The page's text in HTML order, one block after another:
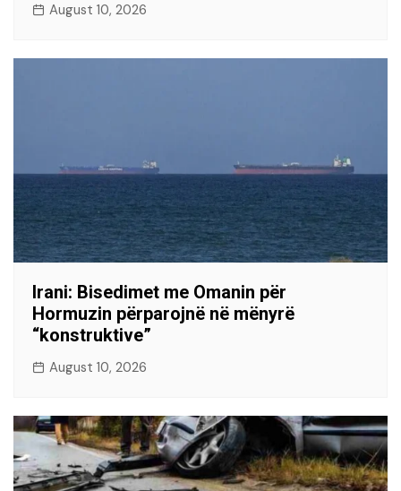
August 10, 2026
Irani: Bisedimet me Omanin për
Hormuzin përparojnë në mënyrë
“konstruktive”
August 10, 2026